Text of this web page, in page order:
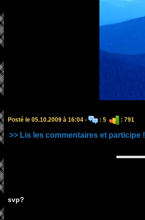
Posté le 05.10.2009 à 16:04 - : 5 : 791
>> Lis les commentaires et participe !
svp?